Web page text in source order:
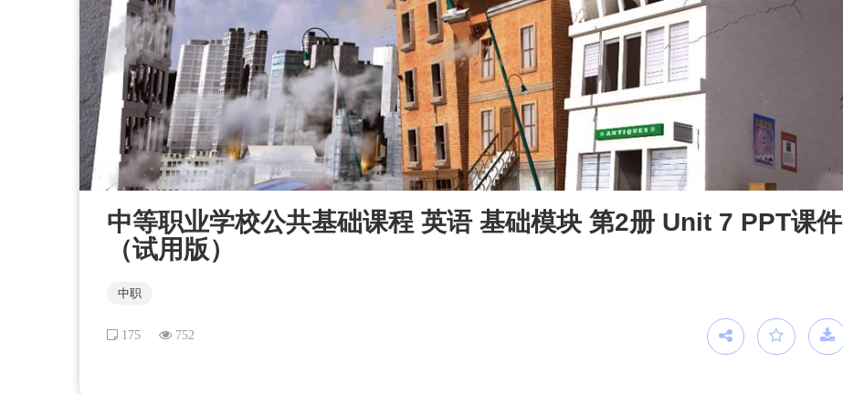
中等职业学校公共基础课程 英语 基础模块 第2册 Unit 7 PPT课件
（试用版）
中职
175 752